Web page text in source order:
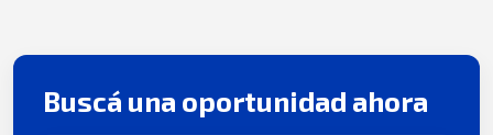
Buscá una oportunidad ahora